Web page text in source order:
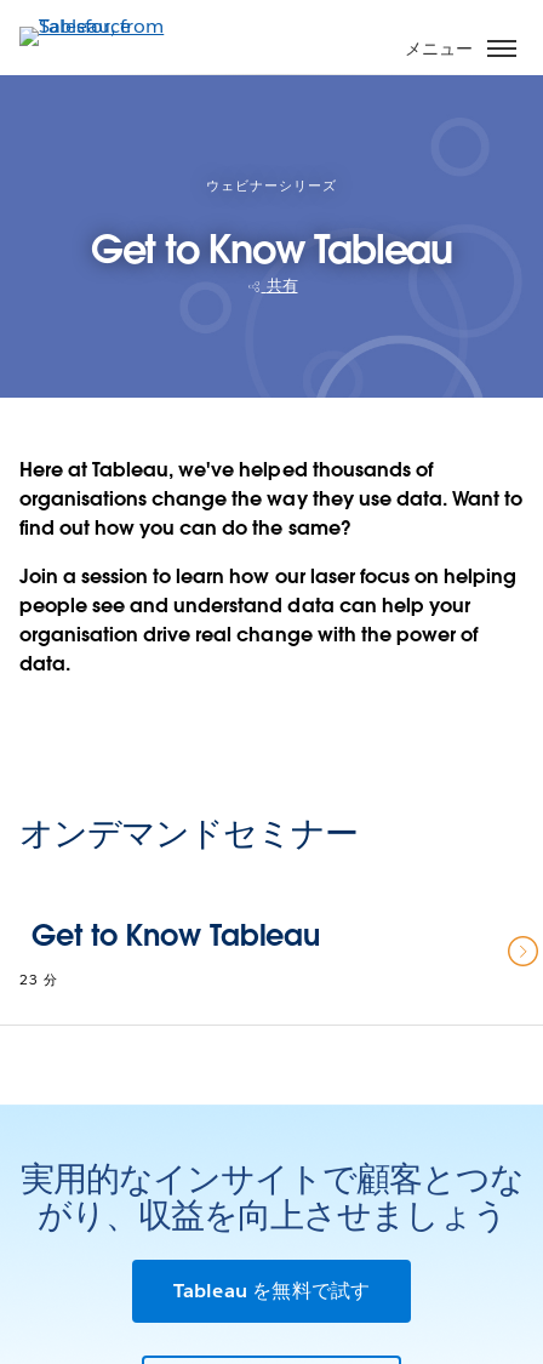
イ
ン
メニュー
ウェビナーシリーズ
Get to Know Tableau
共有
Here at Tableau, we've helped thousands of
organisations change the way they use data. Want to
find out how you can do the same?
Join a session to learn how our laser focus on helping
people see and understand data can help your
organisation drive real change with the power of
data.
オンデマンドセミナー
Get to Know Tableau
23 分
実用的なインサイトで顧客とつな
がり、収益を向上させましょう
Tableau を無料で試す